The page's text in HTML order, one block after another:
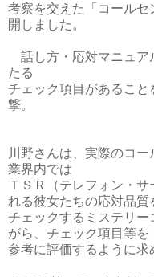
考察を交えた「コール
開しました。
話し方・応対マニュア
たる
チェック項目があるこ
撃。
川野さんは、実際のコー
業界内では
ＴＳＲ（テレフォン・
れる彼女たちの応対品質
チェックするミステリ
がら、チェック項目等を
参考に評価するように